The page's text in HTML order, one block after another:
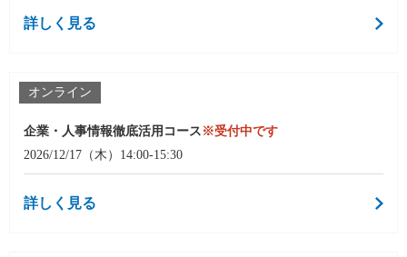
詳しく見る
企業・人事情報徹底活用コース ※受付中です
2026/12/17（木）14:00-15:30
詳しく見る
オンライン